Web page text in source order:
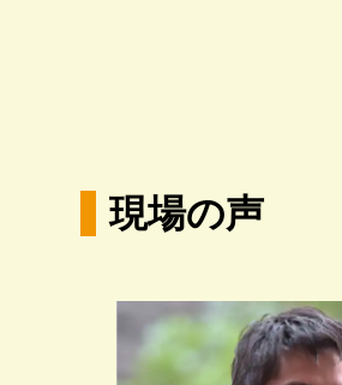
現場の声